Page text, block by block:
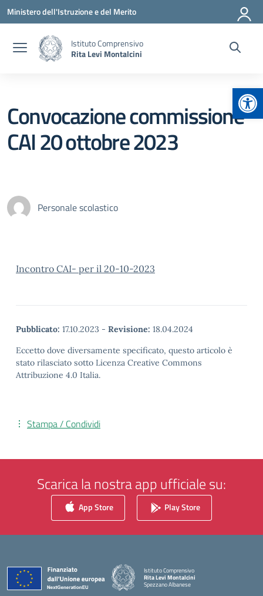
Vai ai contenuti
Vai al menu di navigazione
Vai al footer
Ministero dell'Istruzione e del Merito
Istituto Comprensivo
Rita Levi Montalcini
Convocazione commissione
CAI 20 ottobre 2023
Personale scolastico
Incontro CAI- per il 20-10-2023
Pubblicato: 17.10.2023 - Revisione: 18.04.2024
Eccetto dove diversamente specificato, questo articolo è
stato rilasciato sotto Licenza Creative Commons
Attribuzione 4.0 Italia.
Stampa / Condividi
Scarica la nostra app ufficiale su:
App Store Play Store
Istituto Comprensivo
Rita Levi Montalcini
Spezzano Albanese
— Visita la pagina iniziale della scuola